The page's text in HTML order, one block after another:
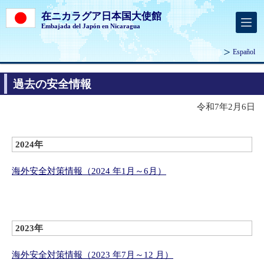
在ニカラグア日本国大使館
Embajada del Japón en Nicaragua
Español
過去の安全情報
令和7年2月6日
2024年
海外安全対策情報（2024 年1月～6月）
2023年
海外安全対策情報（2023 年7月～12 月）